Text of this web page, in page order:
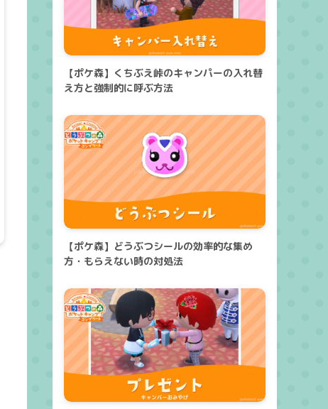
【ポケ森】くちぶえ峠のキャンパーの入れ替
え方と強制的に呼ぶ方法
【ポケ森】どうぶつシールの効率的な集め
方・もらえない時の対処法